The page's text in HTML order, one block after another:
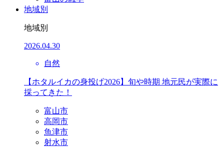
地域別
地域別
2026.04.30
自然
【ホタルイカの身投げ2026】旬や時期 地元民が実際に
採ってきた！
富山市
高岡市
魚津市
射水市